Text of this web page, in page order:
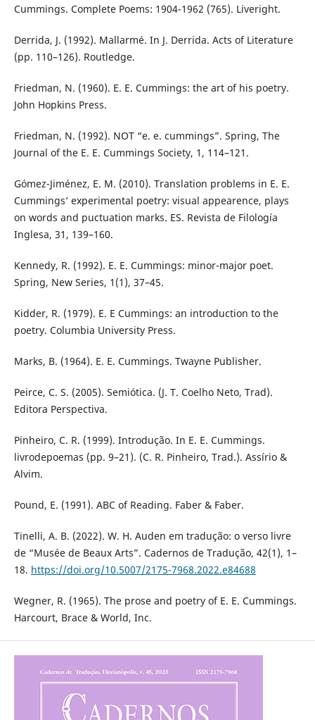
Cummings. Complete Poems: 1904-1962 (765). Liveright.
Derrida, J. (1992). Mallarmé. In J. Derrida. Acts of Literature
(pp. 110–126). Routledge.
Friedman, N. (1960). E. E. Cummings: the art of his poetry.
John Hopkins Press.
Friedman, N. (1992). NOT “e. e. cummings”. Spring, The
Journal of the E. E. Cummings Society, 1, 114–121.
Gómez-Jiménez, E. M. (2010). Translation problems in E. E.
Cummings’ experimental poetry: visual appearence, plays
on words and puctuation marks. ES. Revista de Filología
Inglesa, 31, 139–160.
Kennedy, R. (1992). E. E. Cummings: minor-major poet.
Spring, New Series, 1(1), 37–45.
Kidder, R. (1979). E. E Cummings: an introduction to the
poetry. Columbia University Press.
Marks, B. (1964). E. E. Cummings. Twayne Publisher.
Peirce, C. S. (2005). Semiótica. (J. T. Coelho Neto, Trad).
Editora Perspectiva.
Pinheiro, C. R. (1999). Introdução. In E. E. Cummings.
livrodepoemas (pp. 9–21). (C. R. Pinheiro, Trad.). Assírio &
Alvim.
Pound, E. (1991). ABC of Reading. Faber & Faber.
Tinelli, A. B. (2022). W. H. Auden em tradução: o verso livre
de “Musée de Beaux Arts”. Cadernos de Tradução, 42(1), 1–
18. https://doi.org/10.5007/2175-7968.2022.e84688
Wegner, R. (1965). The prose and poetry of E. E. Cummings.
Harcourt, Brace & World, Inc.